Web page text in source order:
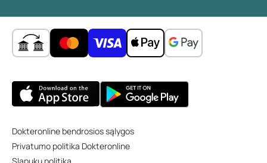
Dokteronline bendrosios sąlygos
Privatumo politika Dokteronline